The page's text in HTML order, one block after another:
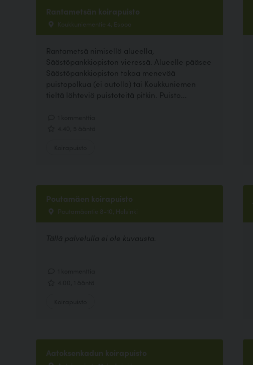
Rantametsän koirapuisto
Koukkuniementie 4, Espoo
Rantametsä nimisellä alueella,
Säästöpankkiopiston vieressä. Alueelle pääsee
Säästöpankkiopiston takaa menevää
puistopolkua (ei autolla) tai Koukkuniemen
tieltä lähteviä puistoteitä pitkin. Puisto...
Poutamäen koirapuisto
Poutamäentie 8-10, Helsinki
Tällä palvelulla ei ole kuvausta.
Aatoksenkadun koirapuisto